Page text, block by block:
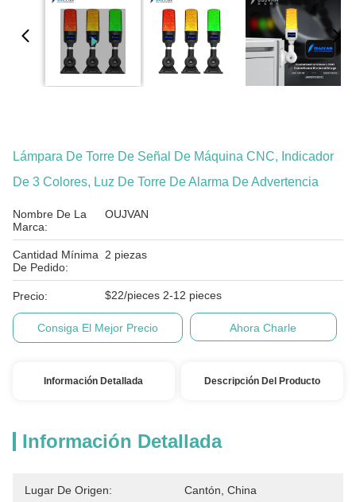
Lámpara De Torre De Señal De Máquina CNC, Indicador
De 3 Colores, Luz De Torre De Alarma De Advertencia
Nombre De La
Marca:
OUJVAN
Cantidad Mínima
De Pedido:
2 piezas
Precio: $22/pieces 2-12 pieces
Consiga El Mejor Precio Ahora Charle
Información Detallada Descripción Del Producto
Información Detallada
Lugar De Origen: Cantón, China